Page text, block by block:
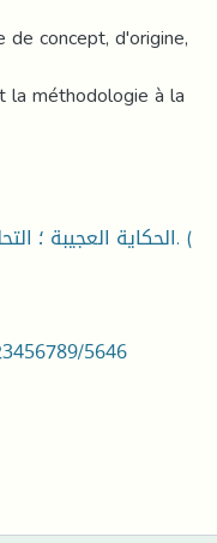
concept, d'origine,
la méthodologie à la
الحكاية العجيبة ؛
5646